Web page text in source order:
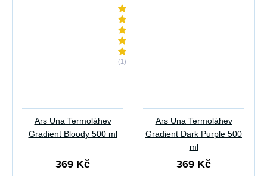
(1)
Ars Una Termoláhev
Gradient Bloody 500 ml
369 Kč
Ars Una Termoláhev
Gradient Dark Purple 500
ml
369 Kč